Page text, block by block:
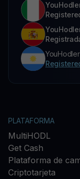
PLATAFORMA
MultiHODL
Get Cash
Plataforma de
Criptotarjeta